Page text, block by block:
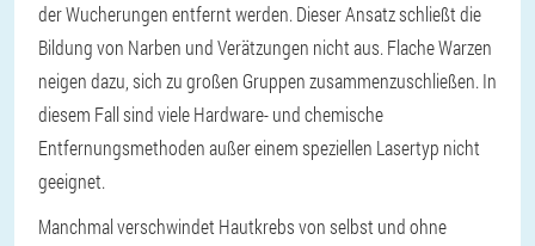
der Wucherungen entfernt werden. Dieser Ansatz schließt die
Bildung von Narben und Verätzungen nicht aus. Flache Warzen
neigen dazu, sich zu großen Gruppen zusammenzuschließen. In
diesem Fall sind viele Hardware- und chemische
Entfernungsmethoden außer einem speziellen Lasertyp nicht
geeignet.
Manchmal verschwindet Hautkrebs von selbst und ohne